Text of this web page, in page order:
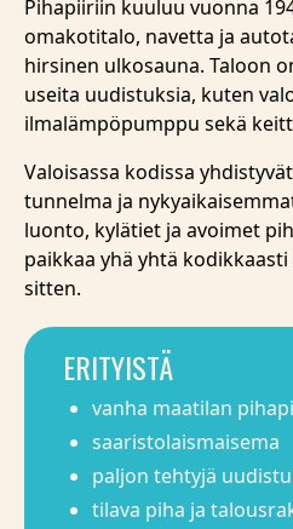
Pihapiiriin kuuluu vuonna
omakotitalo, navetta ja
hirsinen ulkosauna. Taloon
useita uudistuksia, kuten
ilmalämpöpumppu sekä
Valoisassa kodissa
tunnelma ja
luonto, kylätiet ja avoimet
paikkaa yhä yhtä
sitten.
ERITYISTÄ
vanha maatilan
saaristolaismaisema
paljon tehtyjä
tilava piha ja